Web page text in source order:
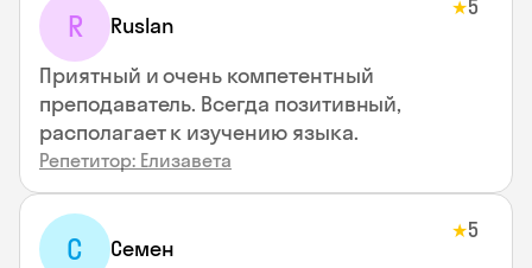
R Ruslan
★5
Приятный и очень компетентный
преподаватель. Всегда позитивный,
располагает к изучению языка.
Репетитор: Елизавета
С Семен
★5